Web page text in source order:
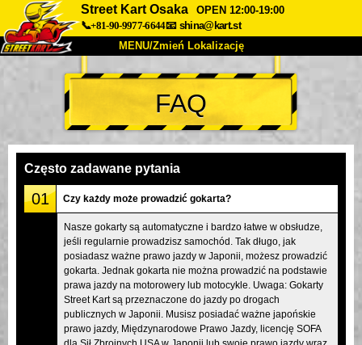
Street Kart Osaka
OPEN 12:00-19:00
📞+81-90-9977-6644📧 shina@kart.st
MENU/Zmień Lokalizację
TOP
O nas Specyfikacja Cena
Opinie
Firma
Zmień Lokalizację
Tokyo Shinagawa Tokyo Akihabara#1
Tokyo Akihabara#2 Tokyo Shibuya
Tokyo Shibuya Annex Tokyo Bay
Tokyo Asakusa Osaka
Okinawa
FAQ
Często zadawane pytania
01 Czy każdy może prowadzić gokarta?
Nasze gokarty są automatyczne i bardzo łatwe w obsłudze,
jeśli regularnie prowadzisz samochód. Tak długo, jak
posiadasz ważne prawo jazdy w Japonii, możesz prowadzić
gokarta. Jednak gokarta nie można prowadzić na podstawie
prawa jazdy na motorowery lub motocykle. Uwaga: Gokarty
Street Kart są przeznaczone do jazdy po drogach
publicznych w Japonii. Musisz posiadać ważne japońskie
prawo jazdy, Międzynarodowe Prawo Jazdy, licencję SOFA